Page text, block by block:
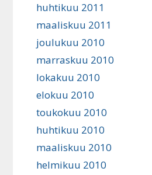
huhtikuu 2011
maaliskuu 2011
joulukuu 2010
marraskuu 2010
lokakuu 2010
elokuu 2010
toukokuu 2010
huhtikuu 2010
maaliskuu 2010
helmikuu 2010